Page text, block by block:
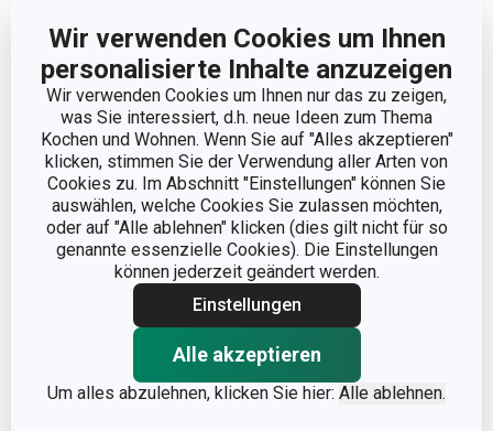
Wir verwenden Cookies um Ihnen
personalisierte Inhalte anzuzeigen
Wir verwenden Cookies um Ihnen nur das zu zeigen,
was Sie interessiert, d.h. neue Ideen zum Thema
Kochen und Wohnen. Wenn Sie auf "Alles akzeptieren"
klicken, stimmen Sie der Verwendung aller Arten von
Cookies zu. Im Abschnitt "Einstellungen" können Sie
auswählen, welche Cookies Sie zulassen möchten,
oder auf "Alle ablehnen" klicken (dies gilt nicht für so
genannte essenzielle Cookies). Die Einstellungen
können jederzeit geändert werden.
Einstellungen
Alle akzeptieren
Um alles abzulehnen, klicken Sie hier: Alle ablehnen.
Weniger anzeigen